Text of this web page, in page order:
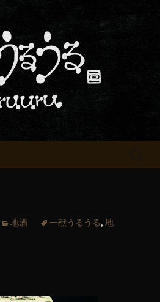
おいしい地酒が飲
るうる」のブロ
町屋居酒屋「一献う
お知らせ
地酒 一献うるうる, 地